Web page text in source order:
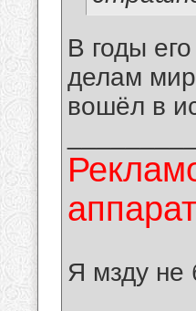
В годы
делам
вошёл в
Я мзду не